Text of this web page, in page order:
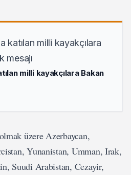
milli kayakçılara Bakan
üzere Azerbaycan,
Yunanistan, Umman, Irak,
Suudi Arabistan, Cezayir,